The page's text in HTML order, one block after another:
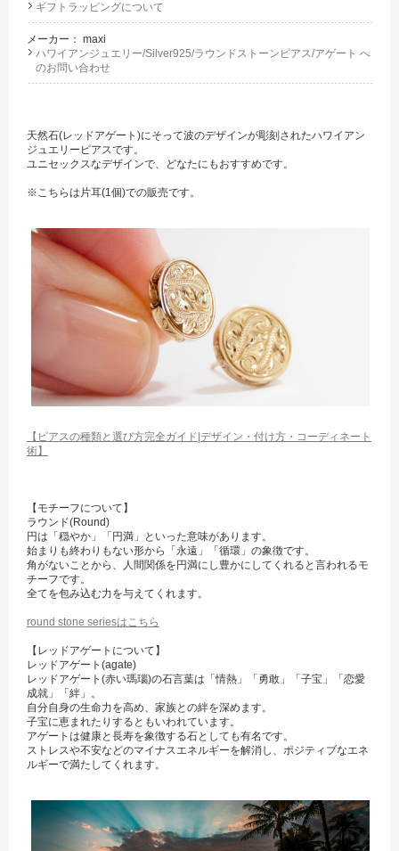
ギフトラッピングについて
メーカー： maxi
ハワイアンジュエリー/Silver925/ラウンドストーンピアス/アゲート へ
のお問い合わせ
天然石(レッドアゲート)にそって波のデザインが彫刻されたハワイアン
ジュエリーピアスです。
ユニセックスなデザインで、どなたにもおすすめです。
※こちらは片耳(1個)での販売です。
【ピアスの種類と選び方完全ガイド|デザイン・付け方・コーディネート
術】
【モチーフについて】
ラウンド(Round)
円は「穏やか」「円満」といった意味があります。
始まりも終わりもない形から「永遠」「循環」の象徴です。
角がないことから、人間関係を円満にし豊かにしてくれると言われるモ
チーフです。
全てを包み込む力を与えてくれます。
round stone seriesはこちら
【レッドアゲートについて】
レッドアゲート(agate)
レッドアゲート(赤い瑪瑙)の石言葉は「情熱」「勇敢」「子宝」「恋愛
成就」「絆」。
自分自身の生命力を高め、家族との絆を深めます。
子宝に恵まれたりするともいわれています。
アゲートは健康と長寿を象徴する石としても有名です。
ストレスや不安などのマイナスエネルギーを解消し、ポジティブなエネ
ルギーで満たしてくれます。